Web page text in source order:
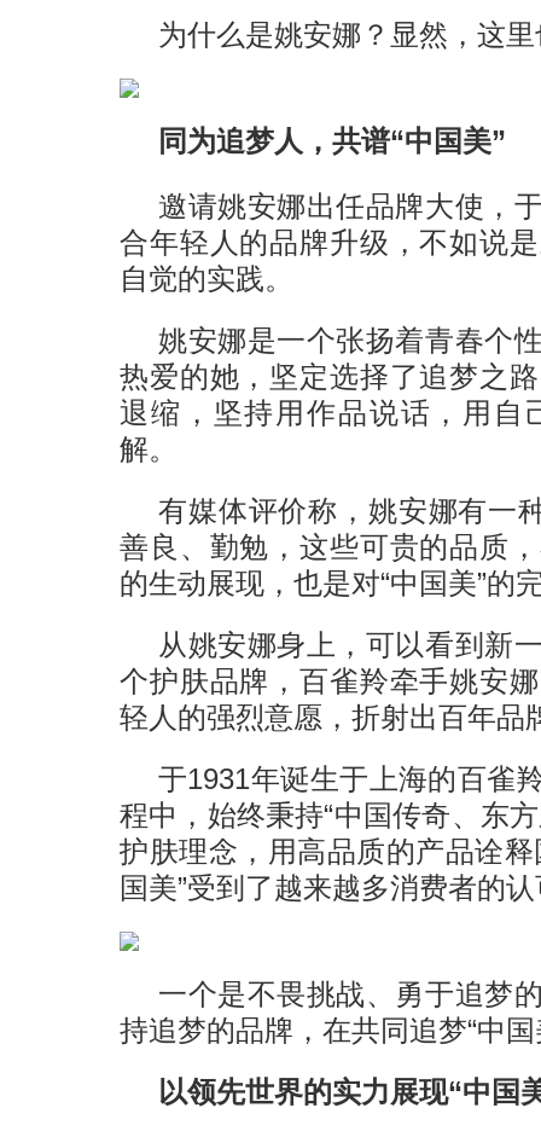
为什么是姚安娜？显然，这
同为追梦人，共谱“中国美”
邀请姚安娜出任品牌大使，
合年轻人的品牌升级，不如说
自觉的实践。
姚安娜是一个张扬着青春个
热爱的她，坚定选择了追梦之
退缩，坚持用作品说话，用自
解。
有媒体评价称，姚安娜有一
善良、勤勉，这些可贵的品质
的生动展现，也是对“中国美”的
从姚安娜身上，可以看到新
个护肤品牌，百雀羚牵手姚安
轻人的强烈意愿，折射出百年品
于1931年诞生于上海的百雀
程中，始终秉持“中国传奇、东
护肤理念，用高品质的产品诠
国美”受到了越来越多消费者的
一个是不畏挑战、勇于追梦
持追梦的品牌，在共同追梦“中
以领先世界的实力展现“中国